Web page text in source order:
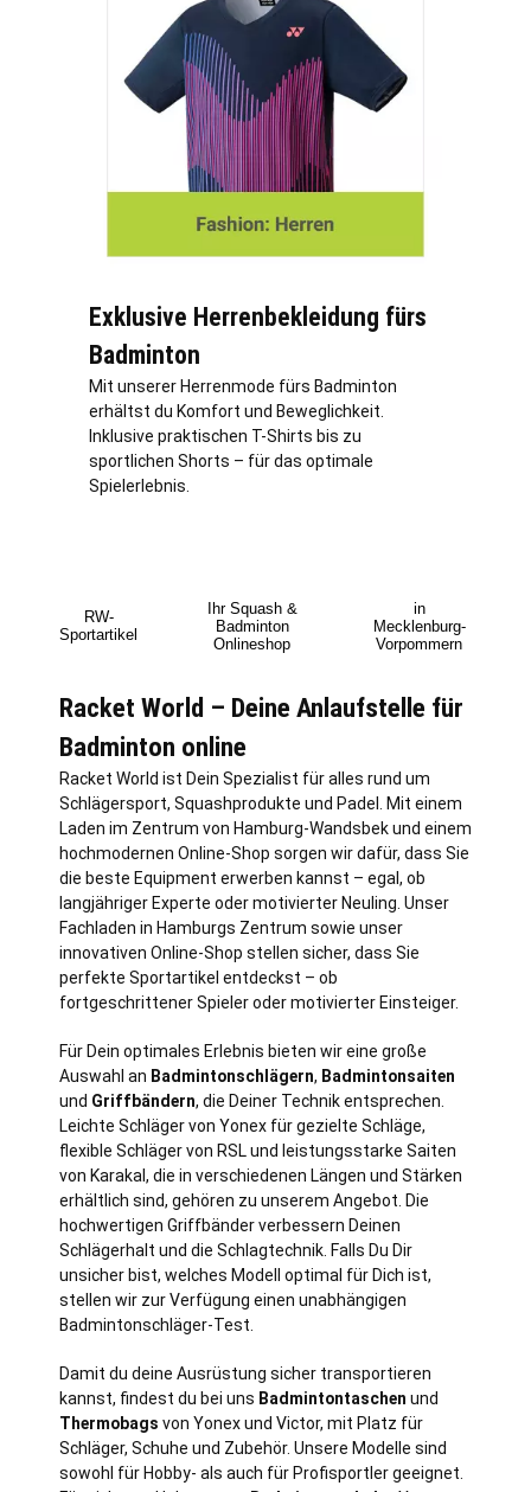
Exklusive Herrenbekleidung fürs
Badminton
Mit unserer Herrenmode fürs Badminton
erhältst du Komfort und Beweglichkeit.
Inklusive praktischen T-Shirts bis zu
sportlichen Shorts – für das optimale
Spielerlebnis.
RW-
Sportartikel
Ihr Squash &
Badminton
Onlineshop
in
Mecklenburg-
Vorpommern
Racket World – Deine Anlaufstelle für
Badminton online
Racket World ist Dein Spezialist für alles rund um
Schlägersport, Squashprodukte und Padel. Mit einem
Laden im Zentrum von Hamburg-Wandsbek und einem
hochmodernen Online-Shop sorgen wir dafür, dass Sie
die beste Equipment erwerben kannst – egal, ob
langjähriger Experte oder motivierter Neuling. Unser
Fachladen in Hamburgs Zentrum sowie unser
innovativen Online-Shop stellen sicher, dass Sie
perfekte Sportartikel entdeckst – ob
fortgeschrittener Spieler oder motivierter Einsteiger.
Für Dein optimales Erlebnis bieten wir eine große
Auswahl an Badmintonschlägern, Badmintonsaiten
und Griffbändern, die Deiner Technik entsprechen.
Leichte Schläger von Yonex für gezielte Schläge,
flexible Schläger von RSL und leistungsstarke Saiten
von Karakal, die in verschiedenen Längen und Stärken
erhältlich sind, gehören zu unserem Angebot. Die
hochwertigen Griffbänder verbessern Deinen
Schlägerhalt und die Schlagtechnik. Falls Du Dir
unsicher bist, welches Modell optimal für Dich ist,
stellen wir zur Verfügung einen unabhängigen
Badmintonschläger-Test.
Damit du deine Ausrüstung sicher transportieren
kannst, findest du bei uns Badmintontaschen und
Thermobags von Yonex und Victor, mit Platz für
Schläger, Schuhe und Zubehör. Unsere Modelle sind
sowohl für Hobby- als auch für Profisportler geeignet.